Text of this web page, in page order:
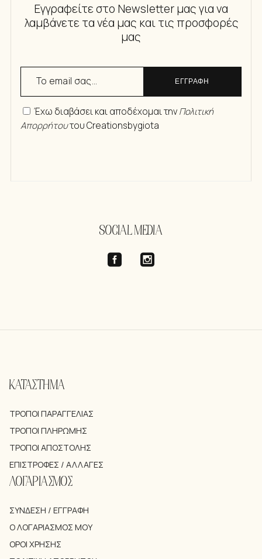
Εγγραφείτε στο Newsletter μας για να
λαμβάνετε τα νέα μας και τις προσφορές
μας
ΕΓΓΡΑΦΗ
Έχω διαβάσει και αποδέχομαι τηνΠολιτική
Απορρήτουτου Creationsbygiota
SOCIAL MEDIA
ΚΑΤΑΣΤΗΜΑ
ΤΡΌΠΟΙ ΠΑΡΑΓΓΕΛΊΑΣ
ΤΡΌΠΟΙ ΠΛΗΡΩΜΉΣ
ΤΡΌΠΟΙ ΑΠΟΣΤΟΛΉΣ
ΕΠΙΣΤΡΟΦΈΣ / ΑΛΛΑΓΈΣ
ΛΟΓΑΡΙΑΣΜΟΣ
ΣΎΝΔΕΣΗ / ΕΓΓΡΑΦΉ
Ο ΛΟΓΑΡΙΑΣΜΌΣ ΜΟΥ
ΌΡΟΙ ΧΡΉΣΗΣ